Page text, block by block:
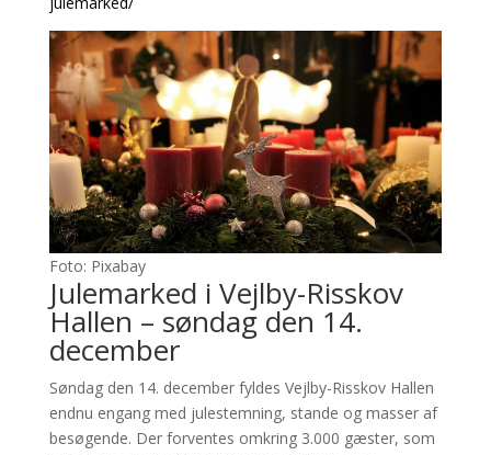
Foto: Pixabay
Julemarked i Vejlby-Risskov
Hallen – søndag den 14.
december
Søndag den 14. december fyldes Vejlby-Risskov Hallen
endnu engang med julestemning, stande og masser af
besøgende. Der forventes omkring 3.000 gæster, som